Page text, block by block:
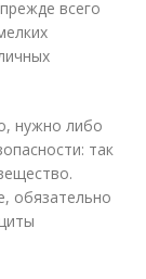
всего
нужно либо
так
обязательно